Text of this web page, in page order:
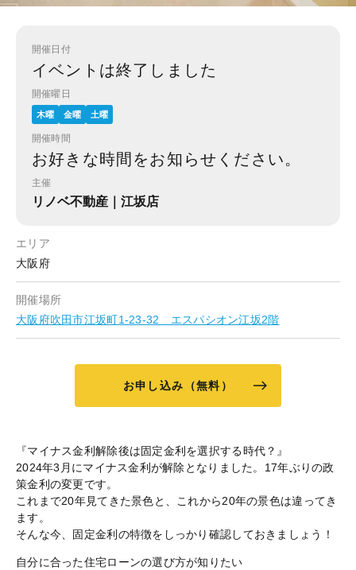
開催日付
イベントは終了しました
開催曜日
木曜 金曜 土曜
開催時間
お好きな時間をお知らせください。
主催
リノベ不動産｜江坂店
エリア
大阪府
開催場所
大阪府吹田市江坂町1-23-32 エスパシオン江坂2階
お申し込み（無料）
『マイナス金利解除後は固定金利を選択する時代？』
2024年3月にマイナス金利が解除となりました。17年ぶりの政
策金利の変更です。
これまで20年見てきた景色と、これから20年の景色は違ってき
ます。
そんな今、固定金利の特徴をしっかり確認しておきましょう！
自分に合った住宅ローンの選び方が知りたい